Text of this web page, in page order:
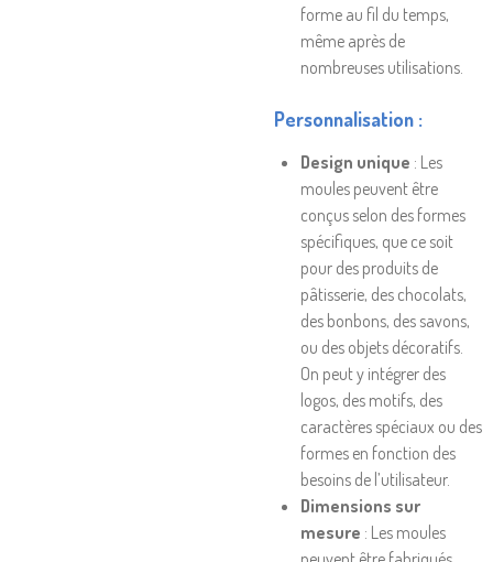
forme au fil du temps,
même après de
nombreuses utilisations.
Personnalisation :
Design unique : Les
moules peuvent être
conçus selon des formes
spécifiques, que ce soit
pour des produits de
pâtisserie, des chocolats,
des bonbons, des savons,
ou des objets décoratifs.
On peut y intégrer des
logos, des motifs, des
caractères spéciaux ou des
formes en fonction des
besoins de l’utilisateur.
Dimensions sur
mesure : Les moules